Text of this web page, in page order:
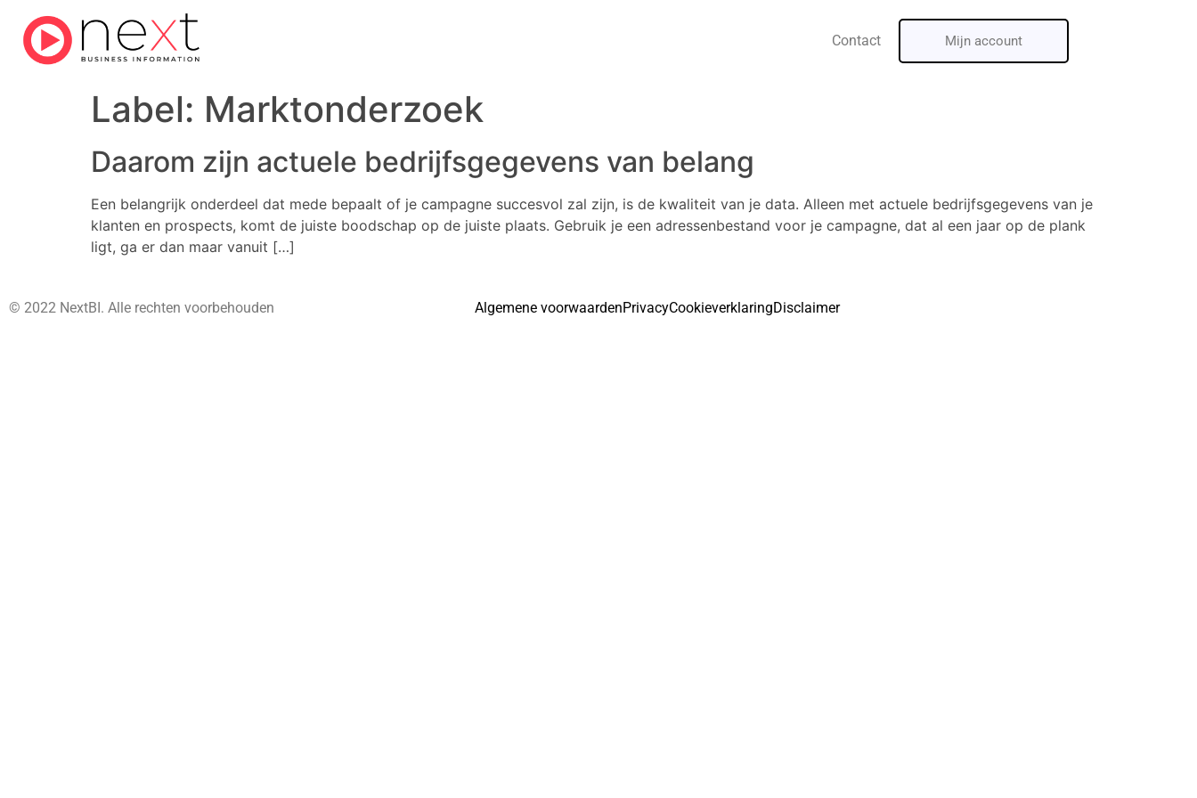
Contact Mijn account
Label: Marktonderzoek
Daarom zijn actuele bedrijfsgegevens van belang
Een belangrijk onderdeel dat mede bepaalt of je campagne succesvol zal zijn, is de kwaliteit van je data. Alleen met actuele bedrijfsgegevens van je
klanten en prospects, komt de juiste boodschap op de juiste plaats. Gebruik je een adressenbestand voor je campagne, dat al een jaar op de plank
ligt, ga er dan maar vanuit […]
© 2022 NextBI. Alle rechten voorbehouden Algemene voorwaardenPrivacyCookieverklaringDisclaimer